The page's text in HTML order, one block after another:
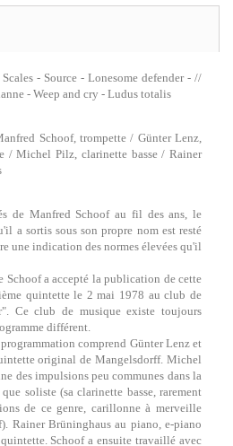
- Source - Lonesome defender - //
- Weep and cry - Ludus totalis
Schoof, trompette / Günter Lenz,
/ Michel Pilz, clarinette basse / Rainer
de Manfred Schoof au fil des ans, le
a sortis sous son propre nom est resté
une indication des normes élevées qu'il
Schoof a accepté la publication de cette
quintette le 2 mai 1978 au club de
Ce club de musique existe toujours
différent.
comprend Günter Lenz et
original de Mangelsdorff. Michel
des impulsions peu communes dans la
soliste (sa clarinette basse, rarement
de ce genre, carillonne à merveille
Rainer Brüninghaus au piano, e-piano
Schoof a ensuite travaillé avec